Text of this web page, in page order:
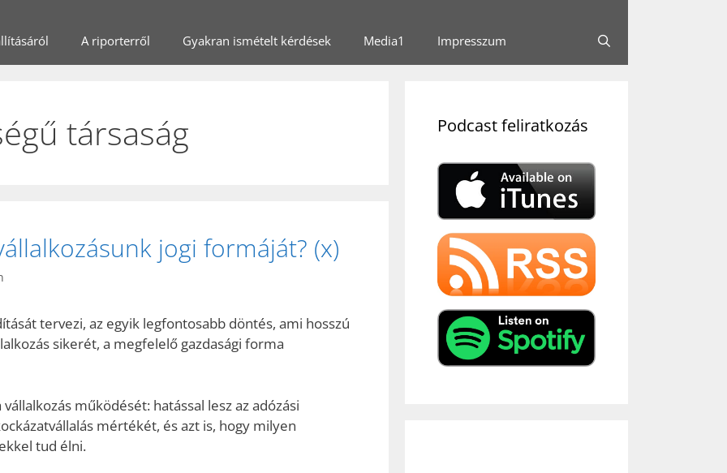
A riporterről Gyakran ismételt kérdések Media1 Impresszum
társaság
jogi formáját? (x)
tervezi, az egyik legfontosabb döntés, ami hosszú
sikerét, a megfelelő gazdasági forma
működését: hatással lesz az adózási
mértékét, és azt is, hogy milyen
tud élni.
Podcast feliratkozás